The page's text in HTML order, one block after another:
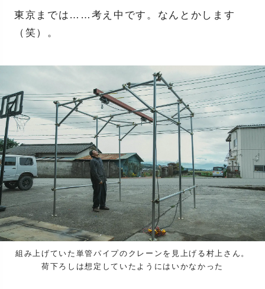
東京までは……考え中です。なんとかします
（笑）。
組み上げていた単管パイプのクレーンを見上げる村上さん。
荷下ろしは想定していたようにはいかなかった